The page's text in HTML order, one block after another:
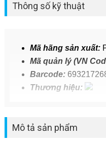
Thông số kỹ thuật
Mã hãng sản xuất:
Mã quản lý (VN
Barcode:
Thương hiệu:
Mô tả sản phẩm